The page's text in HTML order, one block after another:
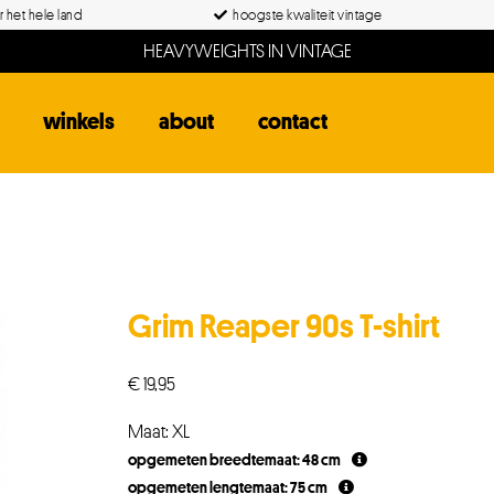
het hele land hoogste kwaliteit vintage
HEAVYWEIGHTS IN VINTAGE
winkels about contact
Grim Reaper 90s T-shirt
€19,95
Maat: XL
opgemeten breedtemaat: 48 cm
opgemeten lengtemaat: 75 cm